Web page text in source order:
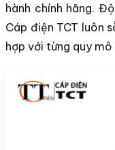
hành chính hãng.
Cáp điện TCT luôn
hợp với từng quy